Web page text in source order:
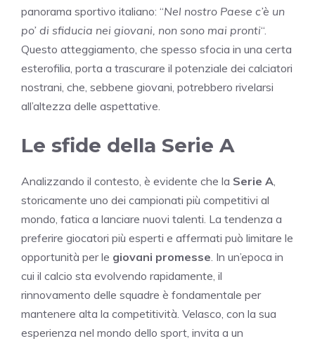
panorama sportivo italiano: “Nel nostro Paese c’è un
po’ di sfiducia nei giovani, non sono mai pronti“.
Questo atteggiamento, che spesso sfocia in una certa
esterofilia, porta a trascurare il potenziale dei calciatori
nostrani, che, sebbene giovani, potrebbero rivelarsi
all’altezza delle aspettative.
Le sfide della Serie A
Analizzando il contesto, è evidente che la Serie A
storicamente uno dei campionati più competitivi al
mondo, fatica a lanciare nuovi talenti. La tendenza a
preferire giocatori più esperti e affermati può limitare le
opportunità per le giovani promesse . In un’epoca in
cui il calcio sta evolvendo rapidamente, il
rinnovamento delle squadre è fondamentale per
mantenere alta la competitività. Velasco, con la sua
esperienza nel mondo dello sport, invita a un